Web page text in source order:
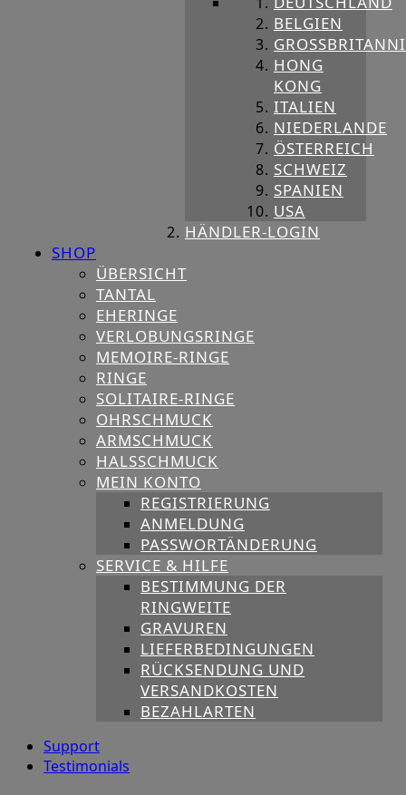
BELGIEN
HONG
KONG
ITALIEN
NIEDERLANDE
ÖSTERREICH
SCHWEIZ
SPANIEN
USA
HÄNDLER-LOGIN
SHOP
ÜBERSICHT
TANTAL
EHERINGE
VERLOBUNGSRINGE
MEMOIRE-RINGE
RINGE
SOLITAIRE-RINGE
OHRSCHMUCK
ARMSCHMUCK
HALSSCHMUCK
MEIN KONTO
REGISTRIERUNG
ANMELDUNG
PASSWORTÄNDERUNG
SERVICE & HILFE
BESTIMMUNG DER
RINGWEITE
GRAVUREN
LIEFERBEDINGUNGEN
RÜCKSENDUNG UND
VERSANDKOSTEN
BEZAHLARTEN
Support
Testimonials